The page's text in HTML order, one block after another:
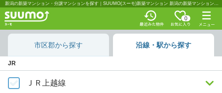
新潟の新築マンション・分譲マンションを探す｜SUUMO(スーモ)新築マンション 新潟の新築マンション・分譲マンションを沿線・駅から探す｜SUUMO(スーモ)新築マンション
0
市区郡から探す 沿線・駅から探す
JR
ＪＲ上越線